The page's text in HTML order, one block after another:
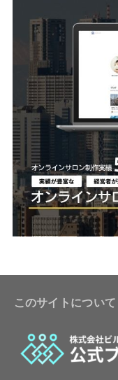
このサイトについて